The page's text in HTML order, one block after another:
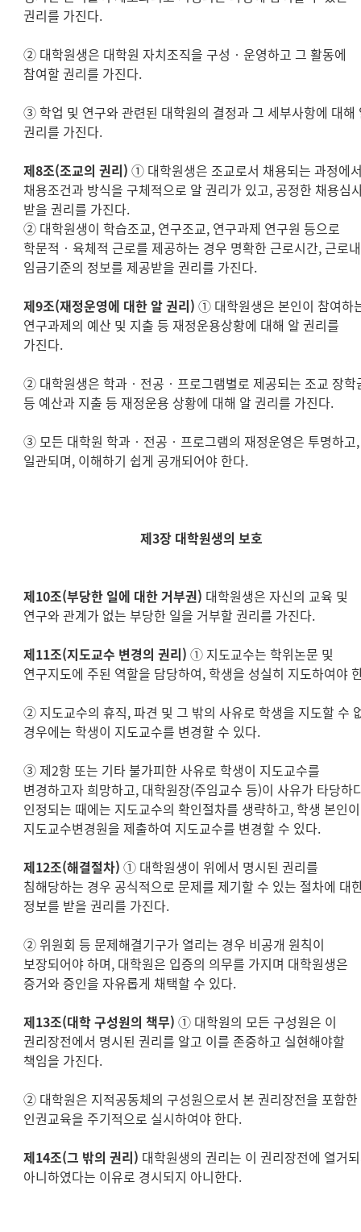
권리를 가진다.
② 대학원생은 대학원 자치조직을 구성‧운영하고 그 활동에
참여할 권리를 가진다.
③ 학업 및 연구와 관련된 대학원의 결정과 그 세부사항에 대해
권리를 가진다.
제8조(조교의 권리) ① 대학원생은 조교로서 채용되는 과정에
채용조건과 방식을 구체적으로 알 권리가 있고, 공정한 채용심
받을 권리를 가진다.
② 대학원생이 학습조교, 연구조교, 연구과제 연구원 등으로
학문적‧육체적 근로를 제공하는 경우 명확한 근로시간, 근로
임금기준의 정보를 제공받을 권리를 가진다.
제9조(재정운영에 대한 알 권리) ① 대학원생은 본인이 참여하
연구과제의 예산 및 지출 등 재정운용상황에 대해 알 권리를
가진다.
② 대학원생은 학과‧전공‧프로그램별로 제공되는 조교 장학
등 예산과 지출 등 재정운용 상황에 대해 알 권리를 가진다.
③ 모든 대학원 학과‧전공‧프로그램의 재정운영은 투명하고,
일관되며, 이해하기 쉽게 공개되어야 한다.
제3장 대학원생의 보호
제10조(부당한 일에 대한 거부권) 대학원생은 자신의 교육 및
연구와 관계가 없는 부당한 일을 거부할 권리를 가진다.
제11조(지도교수 변경의 권리) ① 지도교수는 학위논문 및
연구지도에 주된 역할을 담당하여, 학생을 성실히 지도하여야
② 지도교수의 휴직, 파견 및 그 밖의 사유로 학생을 지도할 수
경우에는 학생이 지도교수를 변경할 수 있다.
③ 제2항 또는 기타 불가피한 사유로 학생이 지도교수를
변경하고자 희망하고, 대학원장(주임교수 등)이 사유가 타당하
인정되는 때에는 지도교수의 확인절차를 생략하고, 학생 본인이
지도교수변경원을 제출하여 지도교수를 변경할 수 있다.
제12조(해결절차) ① 대학원생이 위에서 명시된 권리를
침해당하는 경우 공식적으로 문제를 제기할 수 있는 절차에 대
정보를 받을 권리를 가진다.
② 위원회 등 문제해결기구가 열리는 경우 비공개 원칙이
보장되어야 하며, 대학원은 입증의 의무를 가지며 대학원생은
증거와 증인을 자유롭게 채택할 수 있다.
제13조(대학 구성원의 책무)① 대학원의 모든 구성원은 이
권리장전에서 명시된 권리를 알고 이를 존중하고 실현해야할
책임을 가진다.
② 대학원은 지적공동체의 구성원으로서 본 권리장전을 포함한
인권교육을 주기적으로 실시하여야 한다.
제14조(그 밖의 권리) 대학원생의 권리는 이 권리장전에 열거
아니하였다는 이유로 경시되지 아니한다.